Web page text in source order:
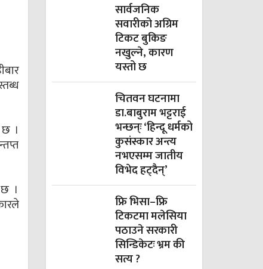
छ ।
।
सार्वजनिक
सवारीको अग्रिम
टिकट बुकिङ
नखुल्ने, कारण
यस्तो छ
चितवन घटनामा
डा.बाबुराम भट्टराई
भन्छन्ः ‘हिन्दू धर्मको
कुसंस्कार अन्त्य
नभएसम्म जातीय
विभेद हट्दैन्’
फ्रि भिसा–फ्रि
टिकटमा मलेसिया
पठाउने सरकारी
सिन्डिकेटः भ्रम की
सत्य ?